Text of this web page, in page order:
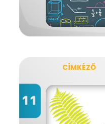
CÍMKÉZŐ